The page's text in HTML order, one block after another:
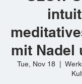
mit Nadel
Tue, Nov 18
  |